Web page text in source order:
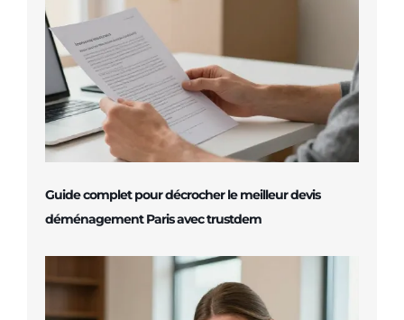
Guide complet pour décrocher le meilleur devis
déménagement Paris avec trustdem